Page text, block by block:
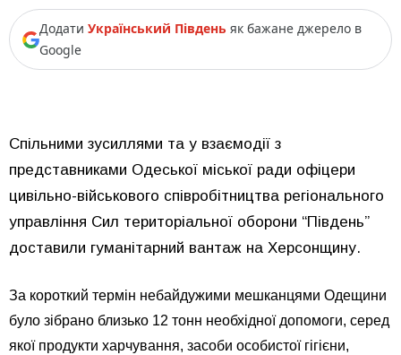
Додати Український Південь як бажане джерело в
Google
Спільними зусиллями та у взаємодії з
представниками Одеської міської ради офіцери
цивільно-військового співробітництва регіонального
управління Сил територіальної оборони “Південь”
доставили гуманітарний вантаж на Херсонщину.
За короткий термін небайдужими мешканцями Одещини
було зібрано близько 12 тонн необхідної допомоги, серед
якої продукти харчування, засоби особистої гігієни,